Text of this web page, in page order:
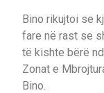
Bino rikujtoi se
fare në rast se
të kishte bërë
Zonat e
Bino.